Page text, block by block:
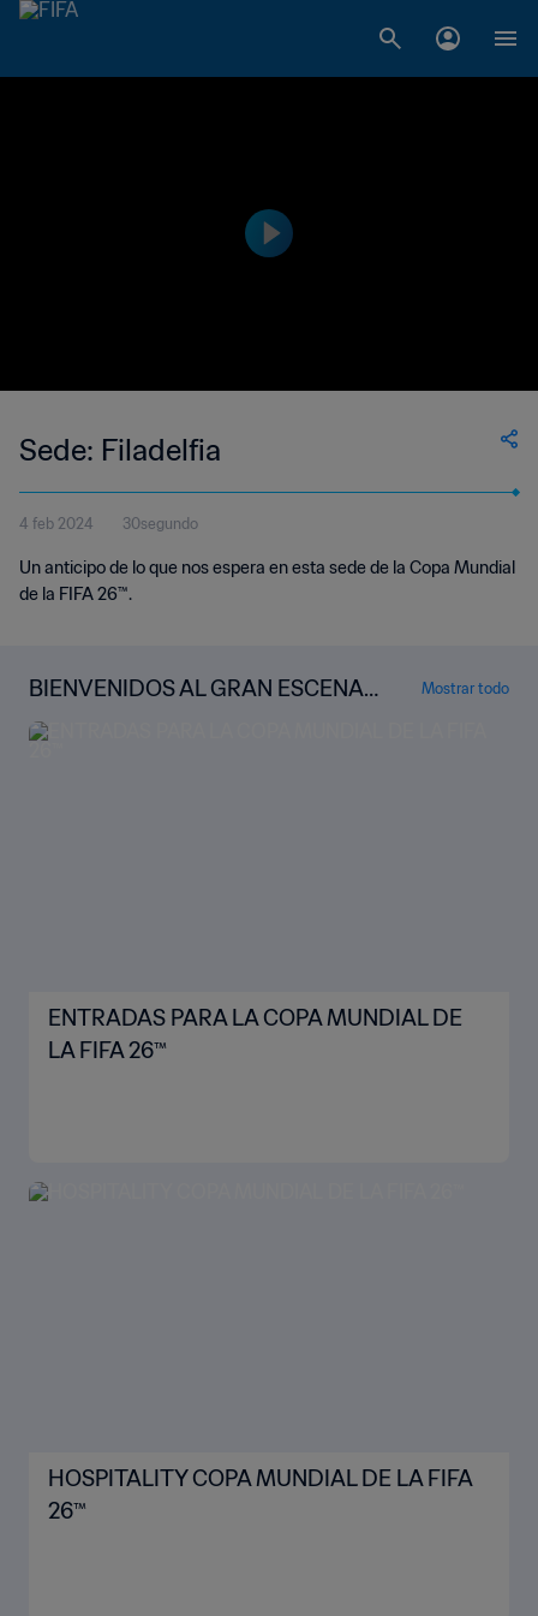
Sede: Filadelfia
4 feb 2024 30segundo
Un anticipo de lo que nos espera en esta sede de la Copa Mundial
de la FIFA 26™.
BIENVENIDOS AL GRAN ESCENARI
O
Mostrar todo
ENTRADAS PARA LA COPA MUNDIAL DE
LA FIFA 26™
HOSPITALITY COPA MUNDIAL DE LA FIFA
26™